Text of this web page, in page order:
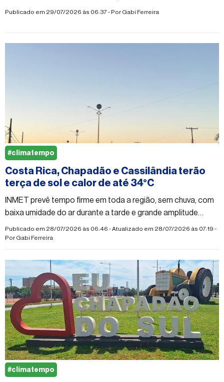
Publicado em 29/07/2026 às 06:37 - PorGabi Ferreira
Costa Rica, Chapadão e Cassilândia terão
terça de sol e calor de até 34°C
INMET prevê tempo firme em toda a região, sem chuva, com
baixa umidade do ar durante a tarde e grande amplitude
térmica entre a manhã e a tarde
Publicado em 28/07/2026 às 06:46 - Atualizado em 28/07/2026 às 07:19 -
PorGabi Ferreira
#climatempo
#climatempo